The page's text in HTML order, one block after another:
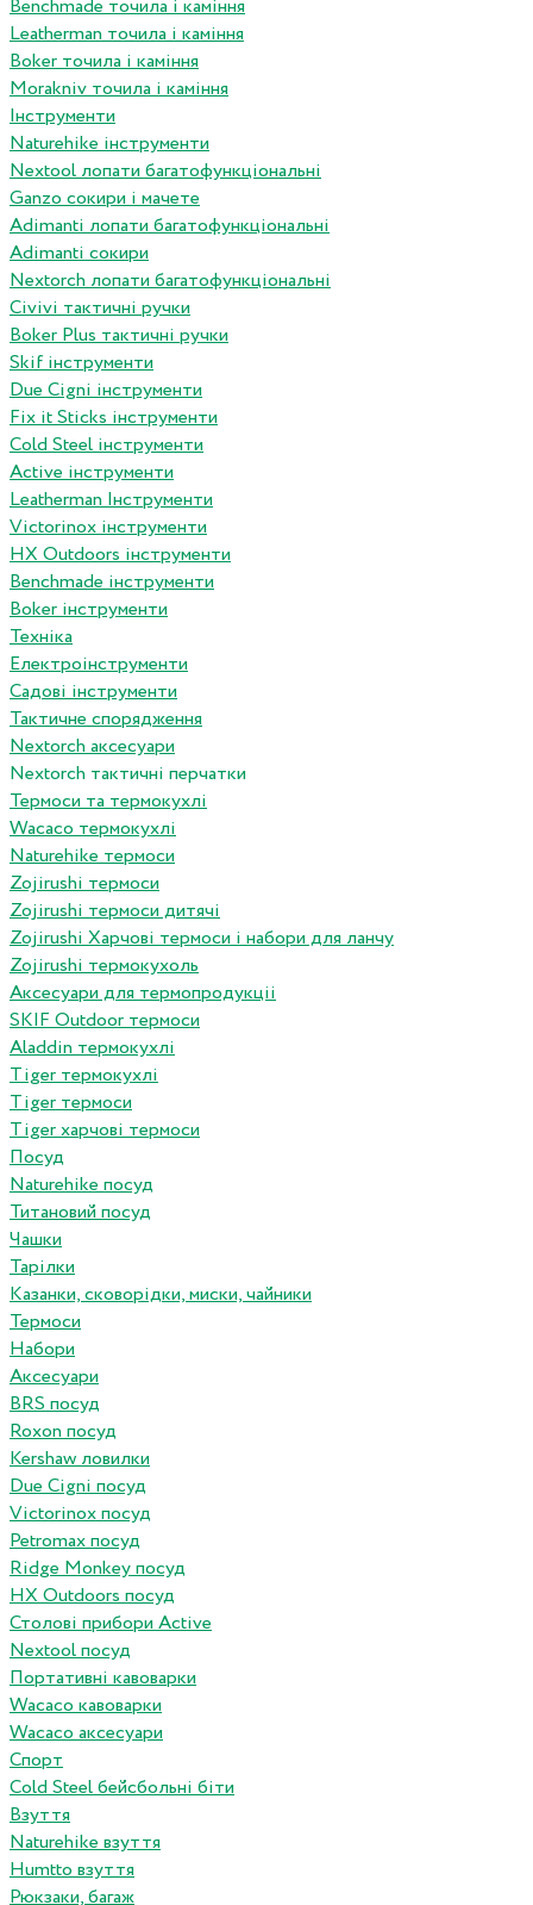
Benchmade точила і каміння
Leatherman точила і каміння
Boker точила і каміння
Morakniv точила і каміння
Інструменти
Naturehike інструменти
Nextool лопати багатофункціональні
Ganzo сокири і мачете
Adimanti лопати багатофункціональні
Adimanti сокири
Nextorch лопати багатофункціональні
Сivivi тактичні ручки
Boker Plus тактичні ручки
Skif інструменти
Due Cigni інструменти
Fix it Sticks інструменти
Сold Steel інструменти
Active інструменти
Leatherman Інструменти
Victorinox інструменти
HX Outdoors інструменти
Benchmade інструменти
Boker інструменти
Техніка
Електроінструменти
Садові інструменти
Тактичне спорядження
Nextorch аксесуари
Nextorch тактичні перчатки
Термоси та термокухлі
Wacaco термокухлі
Naturehike термоси
Zojirushi термоси
Zojirushi термоси дитячі
Zojirushi Харчові термоси і набори для ланчу
Zojirushi термокухоль
Аксесуари для термопродукціі
SKIF Outdoor термоси
Aladdin термокухлі
Tiger термокухлі
Tiger термоси
Tiger харчові термоси
Посуд
Naturehike посуд
Титановий посуд
Чашки
Тарілки
Казанки, сковорідки, миски, чайники
Термоси
Набори
Аксесуари
BRS посуд
Roxon посуд
Kershaw ловилки
Due Cigni посуд
Victorinox посуд
Petromax посуд
Ridge Monkey посуд
HX Outdoors посуд
Столові прибори Active
Nextool посуд
Портативні кавоварки
Wacaco кавоварки
Wacaco аксесуари
Спорт
Cold Steel бейсбольні біти
Взуття
Naturehike взуття
Humtto взуття
Рюкзаки, багаж